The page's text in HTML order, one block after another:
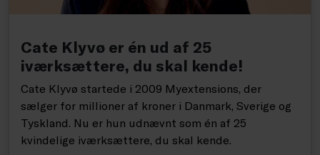
Cate Klyvø er én ud af 25
iværksættere, du skal kende!
Cate Klyvø startede i 2009 Myextensions, der
sælger for millioner af kroner i Danmark, Sverige og
Tyskland. Nu er hun udnævnt som én af 25
kvindelige iværksættere, du skal kende.